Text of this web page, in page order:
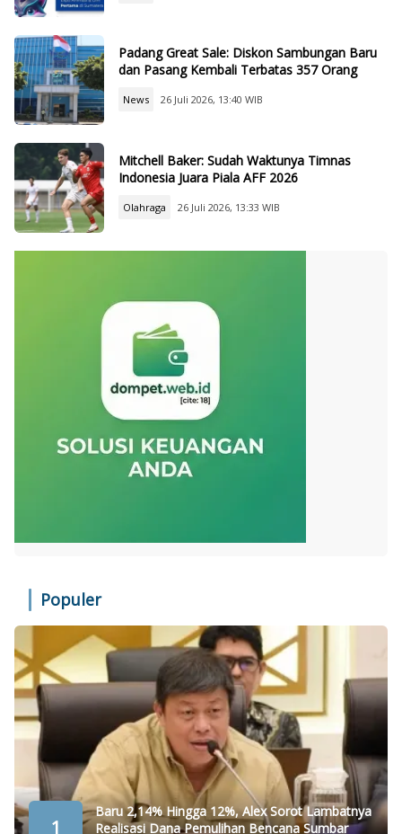
Padang Great Sale: Diskon Sambungan Baru
dan Pasang Kembali Terbatas 357 Orang
News 26 Juli 2026, 13:40 WIB
Mitchell Baker: Sudah Waktunya Timnas
Indonesia Juara Piala AFF 2026
Olahraga 26 Juli 2026, 13:33 WIB
Populer
1
Baru 2,14% Hingga 12%, Alex Sorot Lambatnya
Realisasi Dana Pemulihan Bencana Sumbar